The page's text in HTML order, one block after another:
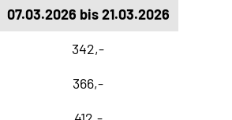
07.03.2026 bis 21.03.2026
342,-
366,-